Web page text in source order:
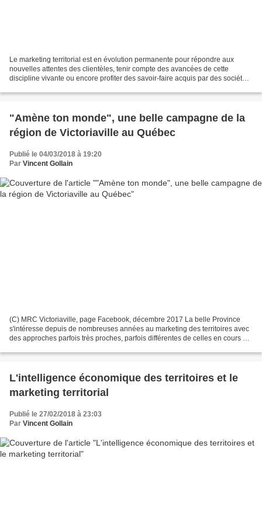
Le marketing territorial est en évolution permanente pour répondre aux
nouvelles attentes des clientèles, tenir compte des avancées de cette
discipline vivante ou encore profiter des savoir-faire acquis par des sociétés
"Amène ton monde", une belle campagne de la
région de Victoriaville au Québec
Publié le 04/03/2018 à 19:20
Par Vincent Gollain
(C) MRC Victoriaville, page Facebook, décembre 2017 La belle Province
s'intéresse depuis de nombreuses années au marketing des territoires avec
des approches parfois très proches, parfois différentes de celles en cours en
L'intelligence économique des territoires et le
marketing territorial
Publié le 27/02/2018 à 23:03
Par Vincent Gollain